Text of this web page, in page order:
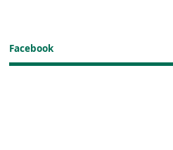
Facebook